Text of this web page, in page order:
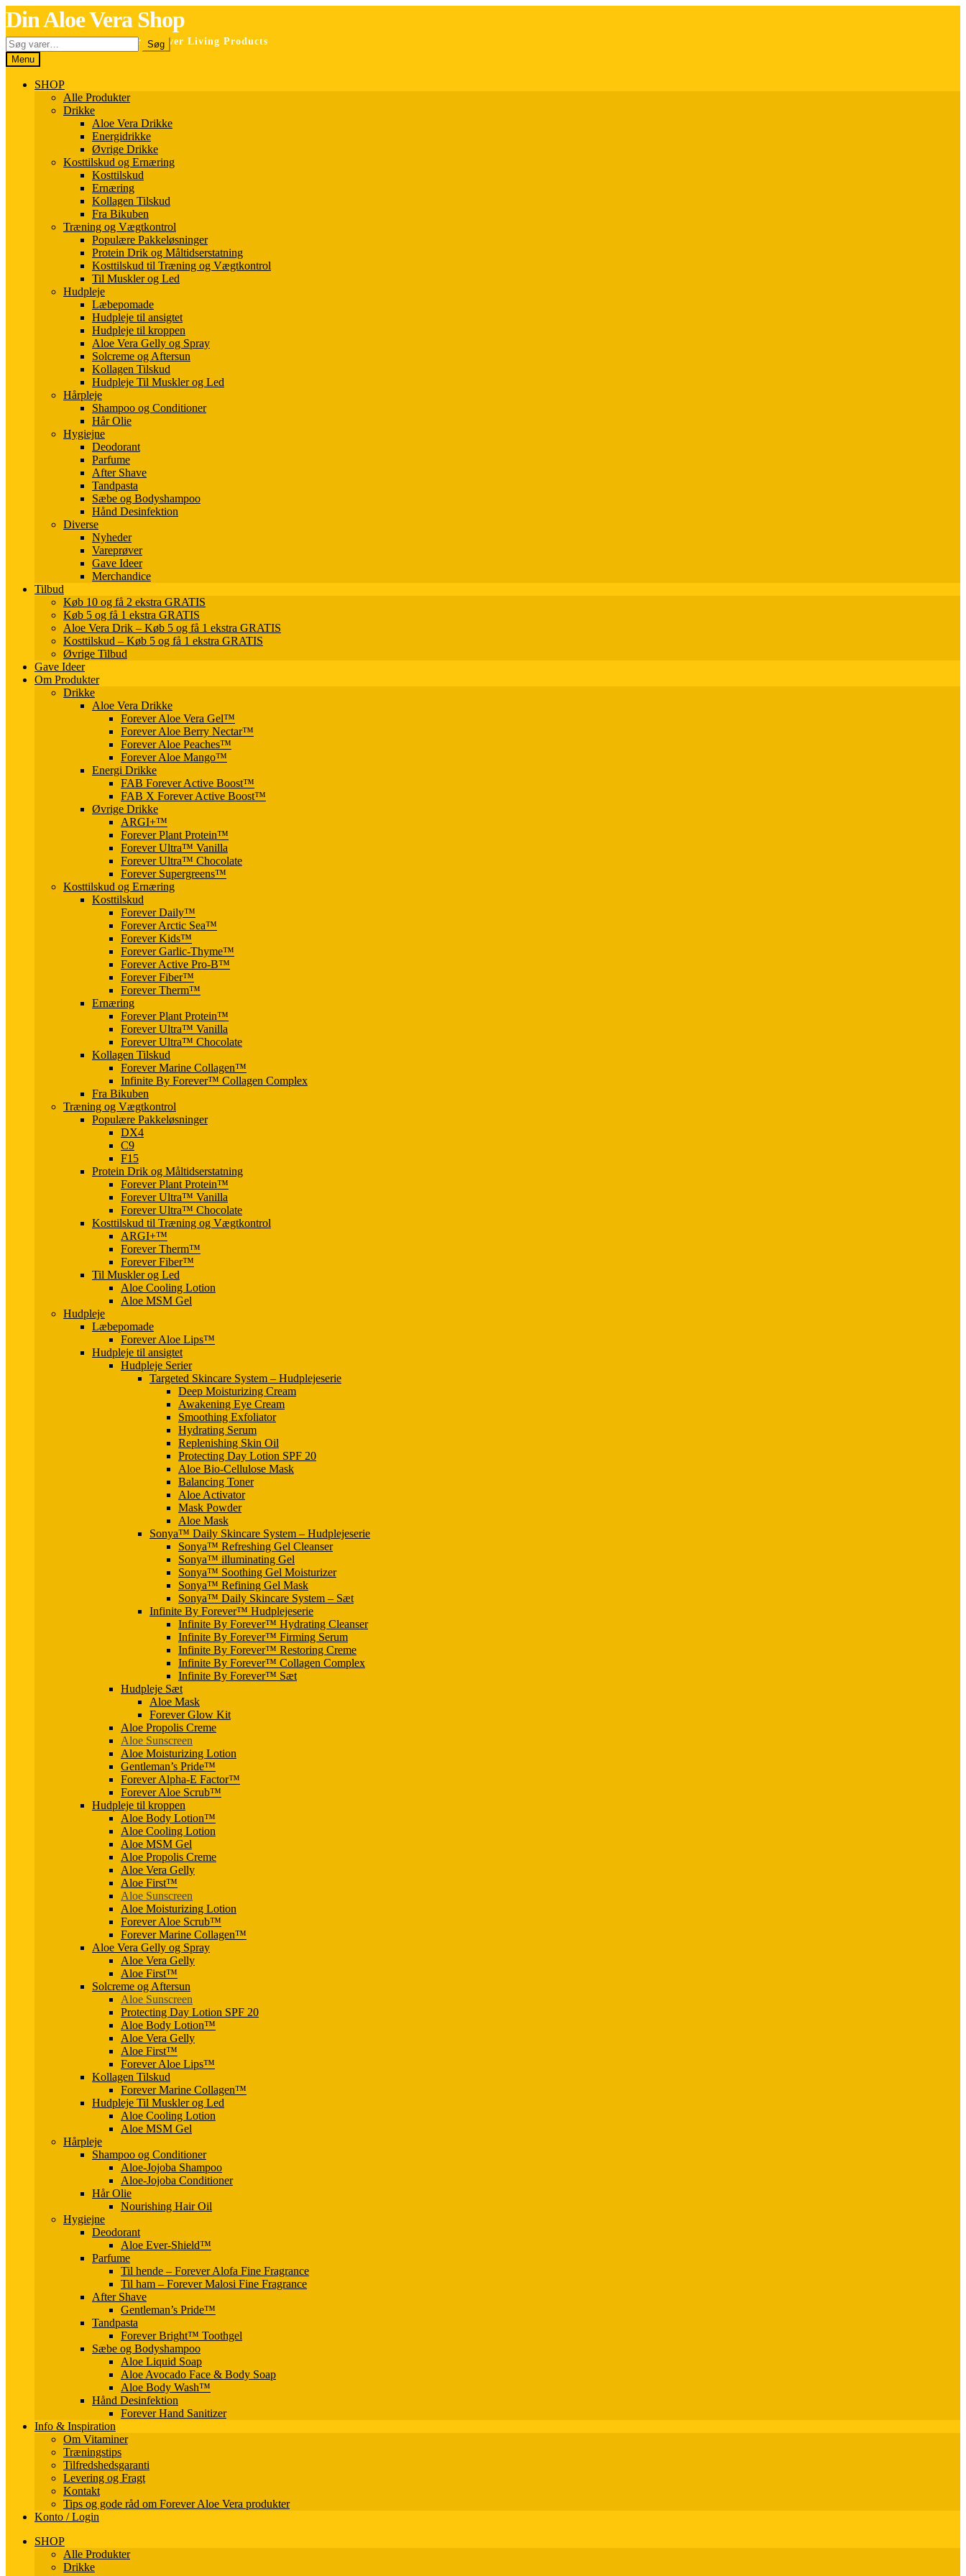
Spring
til
navigation
Spring
til
indhold
Din Aloe Vera Shop
Selvstændig forhandler for Forever Living Products
Søg
efter:
Søg
Menu
SHOP
Alle Produkter
Drikke
Aloe Vera Drikke
Energidrikke
Øvrige Drikke
Kosttilskud og Ernæring
Kosttilskud
Ernæring
Kollagen Tilskud
Fra Bikuben
Træning og Vægtkontrol
Populære Pakkeløsninger
Protein Drik og Måltidserstatning
Kosttilskud til Træning og Vægtkontrol
Til Muskler og Led
Hudpleje
Læbepomade
Hudpleje til ansigtet
Hudpleje til kroppen
Aloe Vera Gelly og Spray
Solcreme og Aftersun
Kollagen Tilskud
Hudpleje Til Muskler og Led
Hårpleje
Shampoo og Conditioner
Hår Olie
Hygiejne
Deodorant
Parfume
After Shave
Tandpasta
Sæbe og Bodyshampoo
Hånd Desinfektion
Diverse
Nyheder
Vareprøver
Gave Ideer
Merchandice
Tilbud
Køb 10 og få 2 ekstra GRATIS
Køb 5 og få 1 ekstra GRATIS
Aloe Vera Drik – Køb 5 og få 1 ekstra GRATIS
Kosttilskud – Køb 5 og få 1 ekstra GRATIS
Øvrige Tilbud
Gave Ideer
Om Produkter
Drikke
Aloe Vera Drikke
Forever Aloe Vera Gel™
Forever Aloe Berry Nectar™
Forever Aloe Peaches™
Forever Aloe Mango™
Energi Drikke
FAB Forever Active Boost™
FAB X Forever Active Boost™
Øvrige Drikke
ARGI+™
Forever Plant Protein™
Forever Ultra™ Vanilla
Forever Ultra™ Chocolate
Forever Supergreens™
Kosttilskud og Ernæring
Kosttilskud
Forever Daily™
Forever Arctic Sea™
Forever Kids™
Forever Garlic-Thyme™
Forever Active Pro-B™
Forever Fiber™
Forever Therm™
Ernæring
Forever Plant Protein™
Forever Ultra™ Vanilla
Forever Ultra™ Chocolate
Kollagen Tilskud
Forever Marine Collagen™
Infinite By Forever™ Collagen Complex
Fra Bikuben
Træning og Vægtkontrol
Populære Pakkeløsninger
DX4
C9
F15
Protein Drik og Måltidserstatning
Forever Plant Protein™
Forever Ultra™ Vanilla
Forever Ultra™ Chocolate
Kosttilskud til Træning og Vægtkontrol
ARGI+™
Forever Therm™
Forever Fiber™
Til Muskler og Led
Aloe Cooling Lotion
Aloe MSM Gel
Hudpleje
Læbepomade
Forever Aloe Lips™
Hudpleje til ansigtet
Hudpleje Serier
Targeted Skincare System – Hudplejeserie
Deep Moisturizing Cream
Awakening Eye Cream
Smoothing Exfoliator
Hydrating Serum
Replenishing Skin Oil
Protecting Day Lotion SPF 20
Aloe Bio-Cellulose Mask
Balancing Toner
Aloe Activator
Mask Powder
Aloe Mask
Sonya™ Daily Skincare System – Hudplejeserie
Sonya™ Refreshing Gel Cleanser
Sonya™ illuminating Gel
Sonya™ Soothing Gel Moisturizer
Sonya™ Refining Gel Mask
Sonya™ Daily Skincare System – Sæt
Infinite By Forever™ Hudplejeserie
Infinite By Forever™ Hydrating Cleanser
Infinite By Forever™ Firming Serum
Infinite By Forever™ Restoring Creme
Infinite By Forever™ Collagen Complex
Infinite By Forever™ Sæt
Hudpleje Sæt
Aloe Mask
Forever Glow Kit
Aloe Propolis Creme
Aloe Sunscreen
Aloe Moisturizing Lotion
Gentleman’s Pride™
Forever Alpha-E Factor™
Forever Aloe Scrub™
Hudpleje til kroppen
Aloe Body Lotion™
Aloe Cooling Lotion
Aloe MSM Gel
Aloe Propolis Creme
Aloe Vera Gelly
Aloe First™
Aloe Sunscreen
Aloe Moisturizing Lotion
Forever Aloe Scrub™
Forever Marine Collagen™
Aloe Vera Gelly og Spray
Aloe Vera Gelly
Aloe First™
Solcreme og Aftersun
Aloe Sunscreen
Protecting Day Lotion SPF 20
Aloe Body Lotion™
Aloe Vera Gelly
Aloe First™
Forever Aloe Lips™
Kollagen Tilskud
Forever Marine Collagen™
Hudpleje Til Muskler og Led
Aloe Cooling Lotion
Aloe MSM Gel
Hårpleje
Shampoo og Conditioner
Aloe-Jojoba Shampoo
Aloe-Jojoba Conditioner
Hår Olie
Nourishing Hair Oil
Hygiejne
Deodorant
Aloe Ever-Shield™
Parfume
Til hende – Forever Alofa Fine Fragrance
Til ham – Forever Malosi Fine Fragrance
After Shave
Gentleman’s Pride™
Tandpasta
Forever Bright™ Toothgel
Sæbe og Bodyshampoo
Aloe Liquid Soap
Aloe Avocado Face & Body Soap
Aloe Body Wash™
Hånd Desinfektion
Forever Hand Sanitizer
Info & Inspiration
Om Vitaminer
Træningstips
Tilfredshedsgaranti
Levering og Fragt
Kontakt
Tips og gode råd om Forever Aloe Vera produkter
Konto / Login
SHOP
Alle Produkter
Drikke